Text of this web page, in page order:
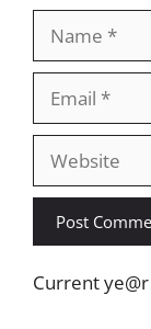
Website
Current ye@r